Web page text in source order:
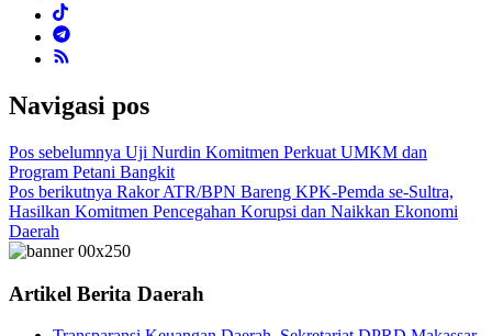
Navigasi pos
Pos sebelumnya Uji Nurdin Komitmen Perkuat UMKM dan
Program Petani Bangkit
Pos berikutnya Rakor ATR/BPN Bareng KPK-Pemda se-Sultra,
Hasilkan Komitmen Pencegahan Korupsi dan Naikkan Ekonomi
Daerah
Artikel Berita Daerah